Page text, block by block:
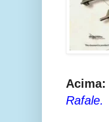
Acima:
Rafale.